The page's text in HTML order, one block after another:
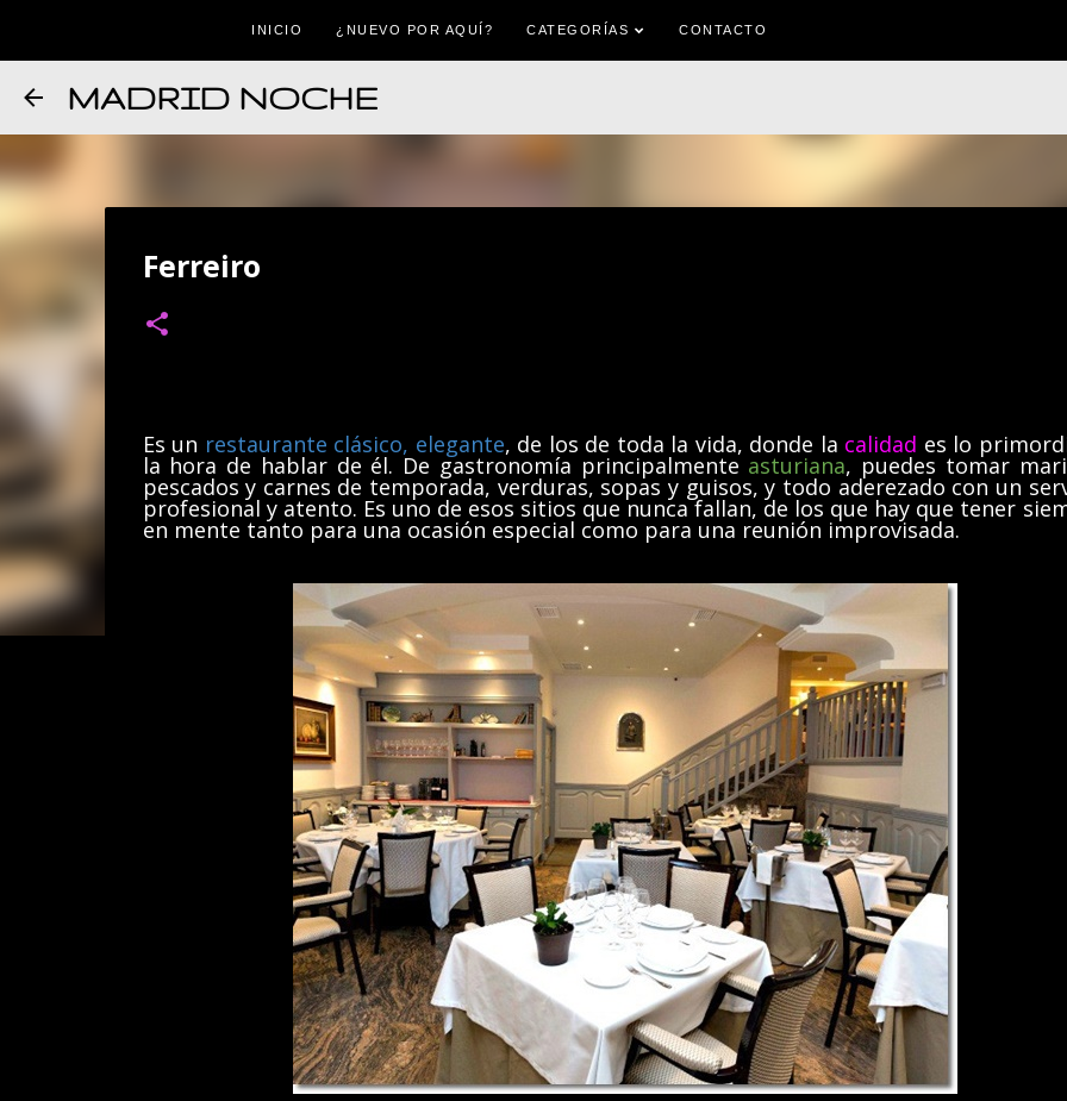
INICIO ¿NUEVO POR AQUÍ? CATEGORÍAS CONTACTO
Ir al contenido principal
MADRID NOCHE
Ferreiro
Es un restaurante clásico, elegante, de los de toda la vida, donde la calidad es lo
la hora de hablar de él. De gastronomía principalmente asturiana, puedes tomar
pescados y carnes de temporada, verduras, sopas y guisos, y todo aderezado con un
profesional y atento. Es uno de esos sitios que nunca fallan, de los que hay que tener
en mente tanto para una ocasión especial como para una reunión improvisada.